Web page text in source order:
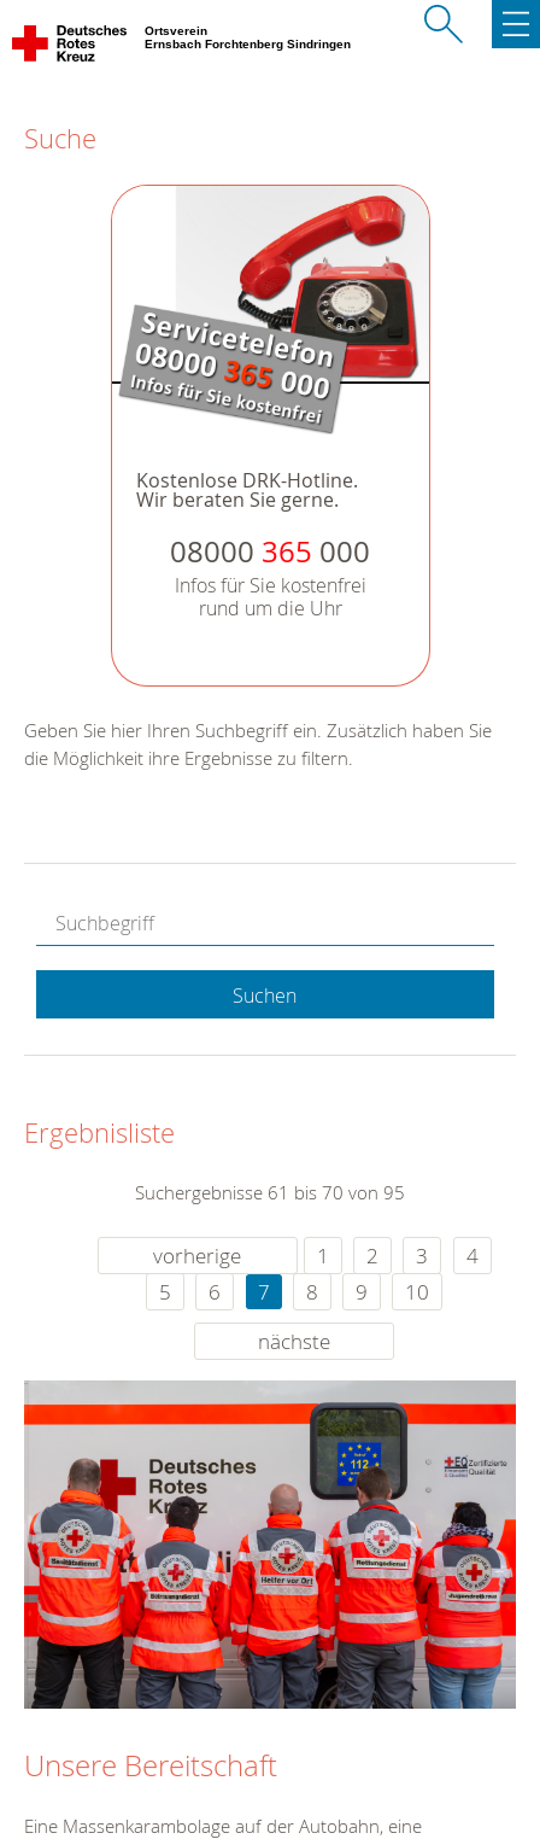
Ortsverein
Ernsbach Forchtenberg Sindringen
Suche
Kostenlose DRK-Hotline.
Wir beraten Sie gerne.
08000 365 000
Infos für Sie kostenfrei
rund um die Uhr
Geben Sie hier Ihren Suchbegriff ein. Zusätzlich haben Sie
die Möglichkeit ihre Ergebnisse zu filtern.
Suchen
Ergebnisliste
Suchergebnisse 61 bis 70 von 95
vorherige 1 2 3
4
5
6 7 8 9
10
nächste
Unsere Bereitschaft
Eine Massenkarambolage auf der Autobahn, eine